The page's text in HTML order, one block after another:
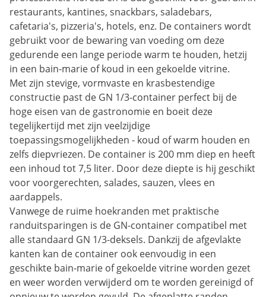
restaurants, kantines, snackbars, saladebars,
cafetaria's, pizzeria's, hotels, enz. De containers wordt
gebruikt voor de bewaring van voeding om deze
gedurende een lange periode warm te houden, hetzij
in een bain-marie of koud in een gekoelde vitrine.
Met zijn stevige, vormvaste en krasbestendige
constructie past de GN 1/3-container perfect bij de
hoge eisen van de gastronomie en boeit deze
tegelijkertijd met zijn veelzijdige
toepassingsmogelijkheden - koud of warm houden en
zelfs diepvriezen. De container is 200 mm diep en heeft
een inhoud tot 7,5 liter. Door deze diepte is hij geschikt
voor voorgerechten, salades, sauzen, vlees en
aardappels.
Vanwege de ruime hoekranden met praktische
randuitsparingen is de GN-container compatibel met
alle standaard GN 1/3-deksels. Dankzij de afgevlakte
kanten kan de container ook eenvoudig in een
geschikte bain-marie of gekoelde vitrine worden gezet
en weer worden verwijderd om te worden gereinigd of